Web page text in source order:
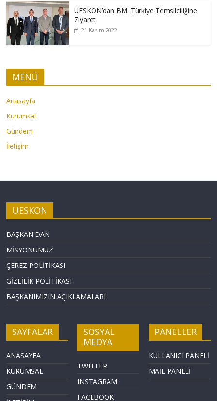
UESKON’dan BM. Türkiye Temsilciliğine
Ziyaret
21 Kasım 2022
MENÜ
Anasayfa
Kurumsal
Gündem
İletişim
UESKON
BAŞKAN'DAN
MİSYONUMUZ
ÇEREZ POLİTİKASI
GİZLİLİK POLİTİKASI
BAŞKANIMIZIN AÇIKLAMALARI
SAYFALAR
ANASAYFA
KURUMSAL
GÜNDEM
SOSYAL
MEDYA
TWITTER
INSTAGRAM
FACEBOOK
PANELLER
KULLANICI PANELİ
MAİL PANELİ